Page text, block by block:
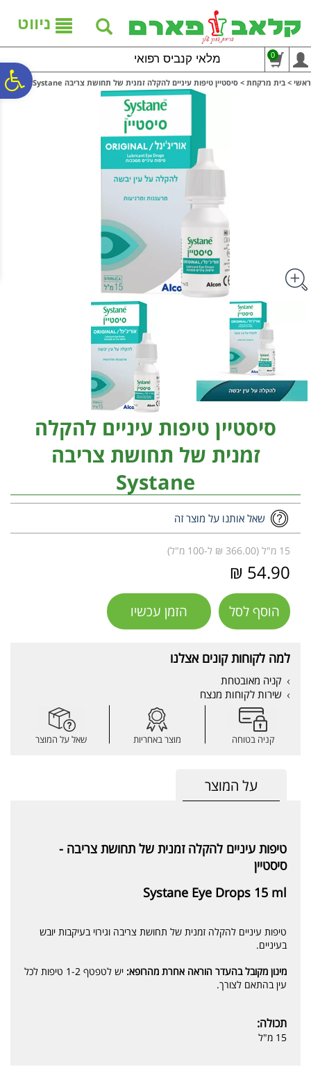
נגישות
אתר
המרכזי
ניווט
מלאי קנביס רפואי 0
ראשי > בית מרקחת > סיסטיין טיפות עיניים להקלה זמנית של תחושת צריבה Systane
סיסטיין טיפות עיניים להקלה
זמנית של תחושת צריבה
Systane
שאל אותנו על מוצר זה
15 מ"ל (366.00 ₪ ל-100 מ"ל)
54.90 ₪
הוסף לסל הזמן עכשיו
למה לקוחות קונים אצלנו
קניה מאובטחת
שירות לקוחות מנצח
קניה בטוחה מוצר באחריות שאל על המוצר
על המוצר
טיפות עיניים להקלה זמנית של תחושת צריבה -
סיסטיין
Systane Eye Drops 15 ml
טיפות עיניים להקלה זמנית של תחושת צריבה וגירוי בעיקבות יובש
בעיניים.
מינון מקובל בהעדר הוראה אחרת מהרופא:
יש לטפטף 1-2 טיפות לכל
עין בהתאם לצורך.
תכולה:
15 מ"ל